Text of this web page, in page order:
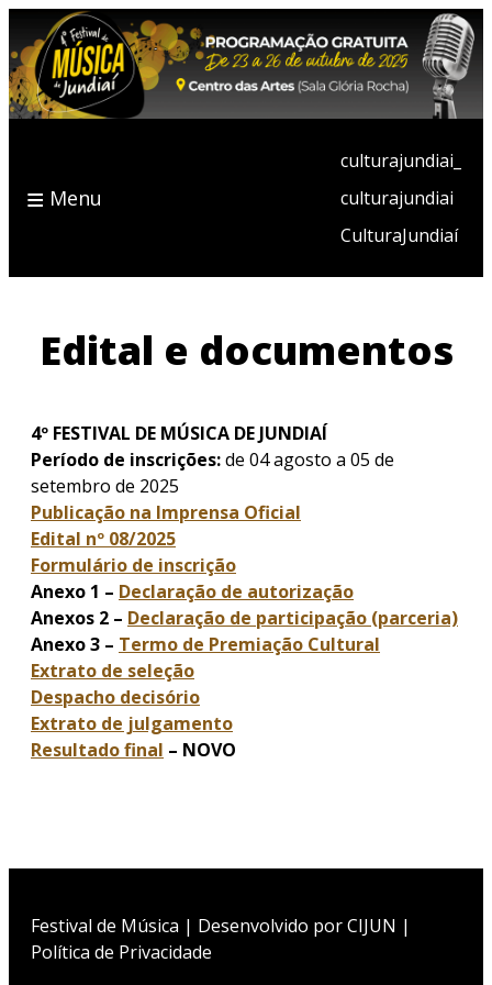
≡ Menu
culturajundiai_
culturajundiai
CulturaJundiaí
Edital e documentos
4º FESTIVAL DE MÚSICA DE JUNDIAÍ
Período de inscrições:de 04 agosto a 05 de
setembro de 2025
Publicação na Imprensa Oficial
Edital nº 08/2025
Formulário de inscrição
Anexo 1 – Declaração de autorização
Anexos 2 – Declaração de participação (parceria)
Anexo 3 – Termo de Premiação Cultural
Extrato de seleção
Despacho decisório
Extrato de julgamento
Resultado final – NOVO
Festival de Música | Desenvolvido porCIJUN |
Política de Privacidade